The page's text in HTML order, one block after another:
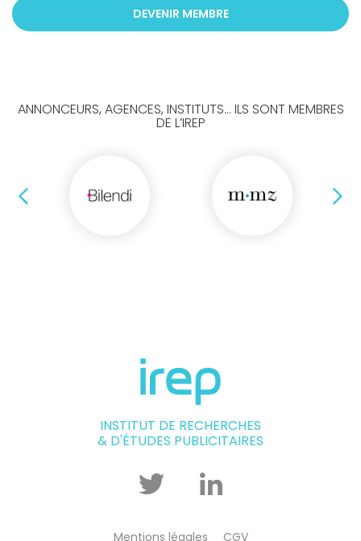
DEVENIR MEMBRE
ANNONCEURS, AGENCES, INSTITUTS... ILS SONT MEMBRES
DE L’IREP
Précédent
INSTITUT DE RECHERCHES
& D'ÉTUDES PUBLICITAIRES
Twitter Linkedin
Mentions légales CGV